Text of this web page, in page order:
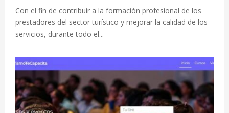
Con el fin de contribuir a la formación profesional de los
prestadores del sector turístico y mejorar la calidad de los
servicios, durante todo el...